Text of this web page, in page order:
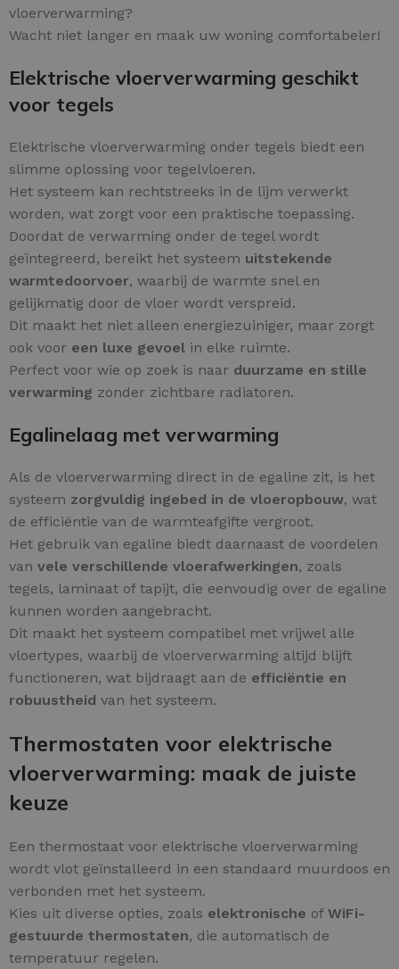
vloerverwarming?
Wacht niet langer en maak uw woning comfortabeler!
Elektrische vloerverwarming geschikt
voor tegels
Elektrische vloerverwarming onder tegels biedt een
slimme oplossing voor tegelvloeren.
Het systeem kan rechtstreeks in de lijm verwerkt
worden, wat zorgt voor een praktische toepassing.
Doordat de verwarming onder de tegel wordt
geïntegreerd, bereikt het systeem uitstekende
warmtedoorvoer, waarbij de warmte snel en
gelijkmatig door de vloer wordt verspreid.
Dit maakt het niet alleen energiezuiniger, maar zorgt
ook voor een luxe gevoel in elke ruimte.
Perfect voor wie op zoek is naar duurzame en stille
verwarming zonder zichtbare radiatoren.
Egalinelaag met verwarming
Als de vloerverwarming direct in de egaline zit, is het
systeem zorgvuldig ingebed in de vloeropbouw, wat
de efficiëntie van de warmteafgifte vergroot.
Het gebruik van egaline biedt daarnaast de voordelen
van vele verschillende vloerafwerkingen, zoals
tegels, laminaat of tapijt, die eenvoudig over de egaline
kunnen worden aangebracht.
Dit maakt het systeem compatibel met vrijwel alle
vloertypes, waarbij de vloerverwarming altijd blijft
functioneren, wat bijdraagt aan de efficiëntie en
robuustheid van het systeem.
Thermostaten voor elektrische
vloerverwarming: maak de juiste
keuze
Een thermostaat voor elektrische vloerverwarming
wordt vlot geïnstalleerd in een standaard muurdoos en
verbonden met het systeem.
Kies uit diverse opties, zoals elektronische of WiFi-
gestuurde thermostaten, die automatisch de
temperatuur regelen.